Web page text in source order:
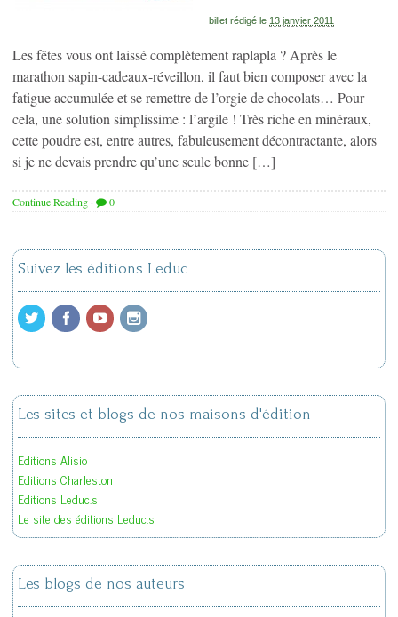
billet rédigé le 13 janvier 2011
Les fêtes vous ont laissé complètement raplapla ? Après le
marathon sapin-cadeaux-réveillon, il faut bien composer avec la
fatigue accumulée et se remettre de l’orgie de chocolats… Pour
cela, une solution simplissime : l’argile ! Très riche en minéraux,
cette poudre est, entre autres, fabuleusement décontractante, alors
si je ne devais prendre qu’une seule bonne […]
Continue Reading · 0
Suivez les éditions Leduc
Les sites et blogs de nos maisons d'édition
Editions Alisio
Editions Charleston
Editions Leduc.s
Le site des éditions Leduc.s
Les blogs de nos auteurs